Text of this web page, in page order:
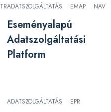
TRANSZFERÁR
ADATSZOLGÁLTATÁS EMAP NAV
Eseményalapú
Adatszolgáltatási
Platform
ADATSZOLGÁLTATÁS EPR